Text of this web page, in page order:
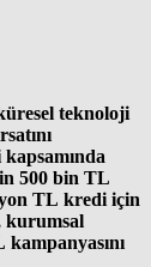
teknoloji
500 bin TL
TL kredi için
kurumsal
kampanyasını